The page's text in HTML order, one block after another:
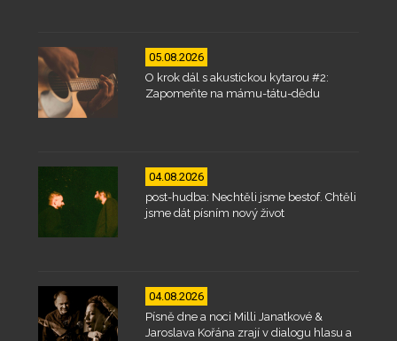
05.08.2026
O krok dál s akustickou kytarou #2:
Zapomeňte na mámu-tátu-dědu
04.08.2026
post-hudba: Nechtěli jsme bestof. Chtěli
jsme dát písním nový život
04.08.2026
Písně dne a noci Milli Janatkové &
Jaroslava Kořána zrají v dialogu hlasu a